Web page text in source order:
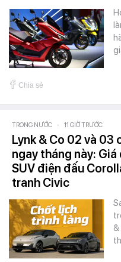
Chia sẻ
TRONG NƯỚC - 11 GIỜ TRƯỚC
Lynk & Co 02 và 03
ngay tháng này:
SUV điện đấu
tranh Civic